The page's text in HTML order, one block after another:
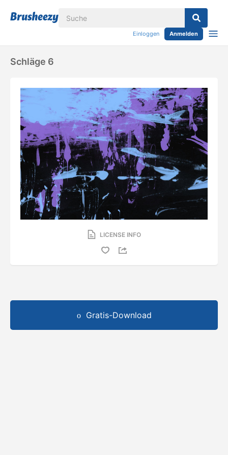
Einloggen Anmelden
Schläge 6
LICENSE INFO
Gratis-Download